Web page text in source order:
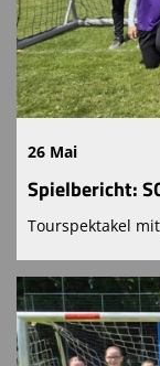
26 Mai
Spielbericht:
Tourspektakel